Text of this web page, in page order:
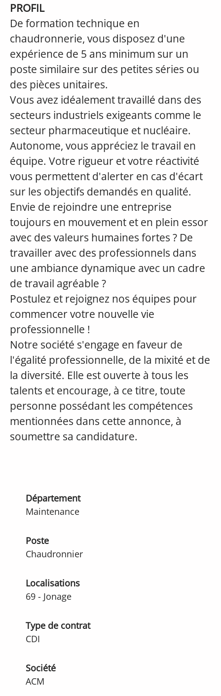
PROFIL
De formation technique en
chaudronnerie, vous disposez d'une
expérience de 5 ans minimum sur un
poste similaire sur des petites séries ou
des pièces unitaires.
Vous avez idéalement travaillé dans des
secteurs industriels exigeants comme le
secteur pharmaceutique et nucléaire.
Autonome, vous appréciez le travail en
équipe. Votre rigueur et votre réactivité
vous permettent d'alerter en cas d'écart
sur les objectifs demandés en qualité.
Envie de rejoindre une entreprise
toujours en mouvement et en plein essor
avec des valeurs humaines fortes ? De
travailler avec des professionnels dans
une ambiance dynamique avec un cadre
de travail agréable ?
Postulez et rejoignez nos équipes pour
commencer votre nouvelle vie
professionnelle !
Notre société s'engage en faveur de
l'égalité professionnelle, de la mixité et de
la diversité. Elle est ouverte à tous les
talents et encourage, à ce titre, toute
personne possédant les compétences
mentionnées dans cette annonce, à
soumettre sa candidature.
Département
Maintenance
Poste
Chaudronnier
Localisations
69 - Jonage
Type de contrat
CDI
Société
ACM